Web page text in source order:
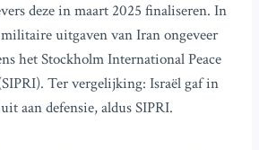
deze in maart 2025 finaliseren. In
militaire uitgaven van Iran ongeveer
het Stockholm International Peace
Ter vergelijking: Israël gaf in
aan defensie, aldus SIPRI.